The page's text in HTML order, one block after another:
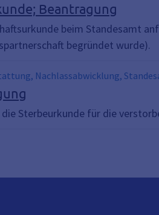
Beantragung
beim Standesamt
begründet wurde).
Nachlassabwicklung,
Sterbeurkunde für die